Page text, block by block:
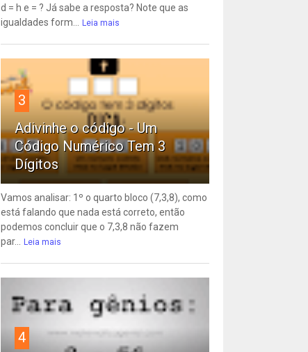
d = h e = ? Já sabe a resposta? Note que as
igualdades form...
Leia mais
3
Adivinhe o código - Um
Código Numérico Tem 3
Dígitos
Vamos analisar: 1º o quarto bloco (7,3,8), como
está falando que nada está correto, então
podemos concluir que o 7,3,8 não fazem
par...
Leia mais
4